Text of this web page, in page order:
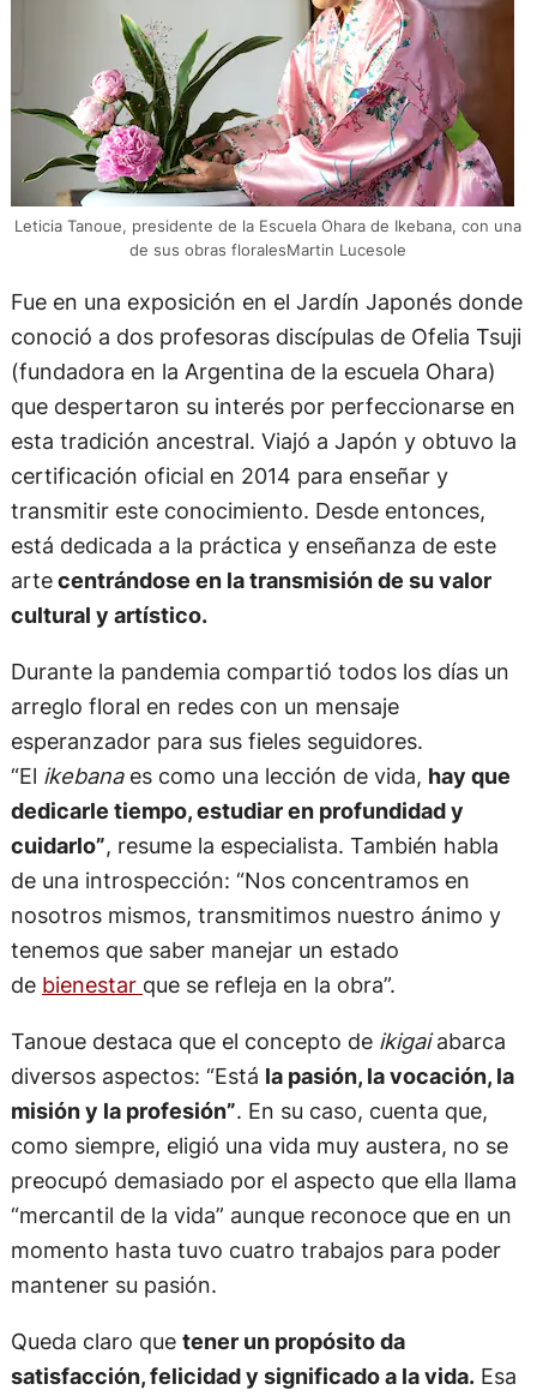
Leticia Tanoue, presidente de la Escuela Ohara de Ikebana, con una
de sus obras floralesMartin Lucesole
Fue en una exposición en el Jardín Japonés donde
conoció a dos profesoras discípulas de Ofelia Tsuji
(fundadora en la Argentina de la escuela Ohara)
que despertaron su interés por perfeccionarse en
esta tradición ancestral. Viajó a Japón y obtuvo la
certificación oficial en 2014 para enseñar y
transmitir este conocimiento. Desde entonces,
está dedicada a la práctica y enseñanza de este
artecentrándose en la transmisión de su valor
cultural y artístico.
Durante la pandemia compartió todos los días un
arreglo floral en redes con un mensaje
esperanzador para sus fieles seguidores.
“El ikebana es como una lección de vida, hay que
dedicarle tiempo, estudiar en profundidad y
cuidarlo”, resume la especialista. También habla
de una introspección: “Nos concentramos en
nosotros mismos, transmitimos nuestro ánimo y
tenemos que saber manejar un estado
de bienestar que se refleja en la obra”.
Tanoue destaca que el concepto de ikigaiabarca
diversos aspectos: “Está la pasión, la vocación, la
misión y la profesión”. En su caso, cuenta que,
como siempre, eligió una vida muy austera, no se
preocupó demasiado por el aspecto que ella llama
“mercantil de la vida” aunque reconoce que en un
momento hasta tuvo cuatro trabajos para poder
mantener su pasión.
Queda claro que tener un propósito da
satisfacción, felicidad y significado a la vida.Esa